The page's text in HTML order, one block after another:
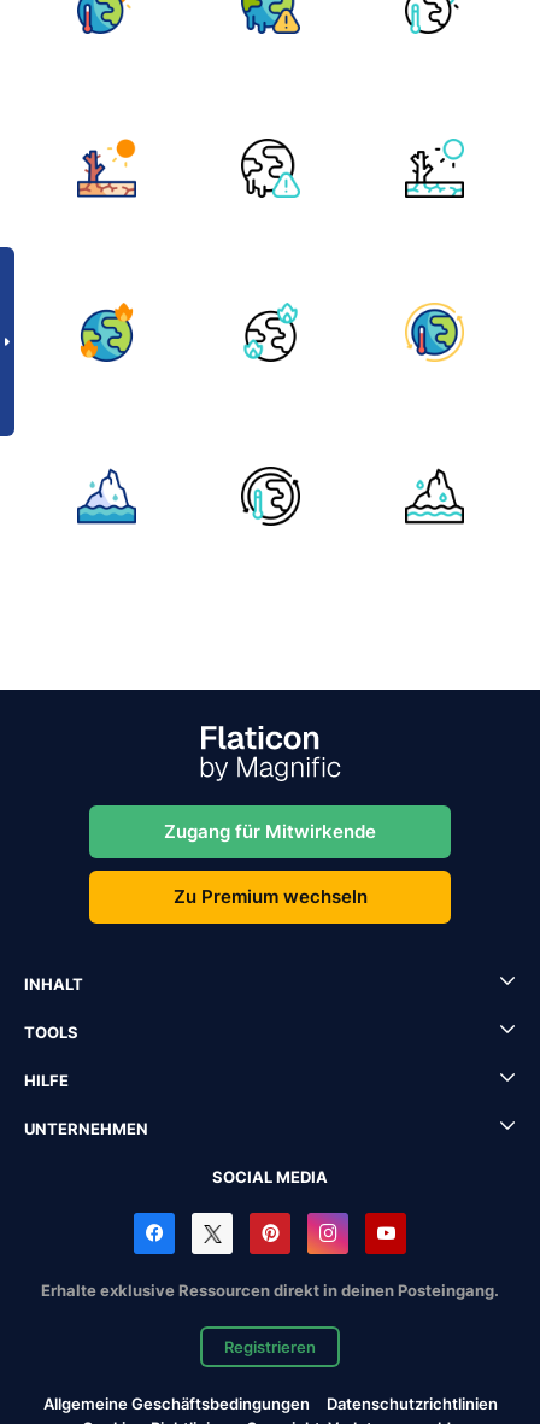
Zugang für Mitwirkende
Zu Premium wechseln
INHALT
TOOLS
HILFE
UNTERNEHMEN
SOCIAL MEDIA
Erhalte exklusive Ressourcen direkt in deinen Posteingang.
Registrieren
Allgemeine Geschäftsbedingungen
Datenschutzrichtlinien